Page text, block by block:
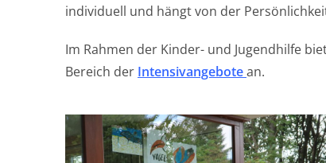
individuell und hängt von der
Im Rahmen der Kinder- und Jugendhilfe
Bereich der Intensivangebotean.